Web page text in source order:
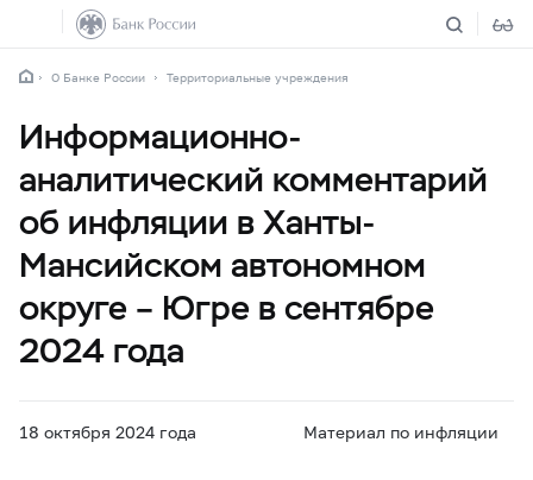
О Банке России Территориальные учреждения
Информационно-
аналитический комментарий
об инфляции в Ханты-
Мансийском автономном
округе – Югре в сентябре
2024 года
18 октября 2024 года Материал по инфляции